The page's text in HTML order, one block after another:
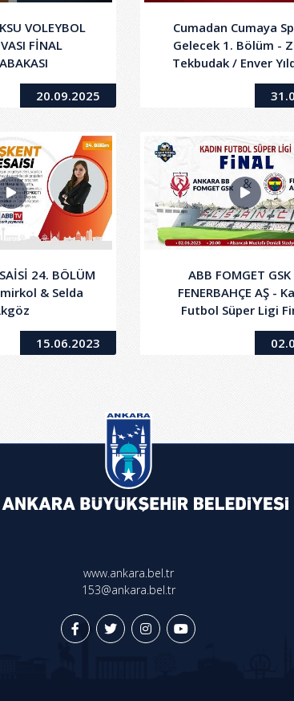
VOLEYBOL
FİNAL
20.09.2025
Cumadan Cumaya
Gelecek 1. Bölüm -
Tekbudak / Enver
24. BÖLÜM
& Selda
15.06.2023
ABB FOMGET
FENERBAHÇE AŞ -
Futbol Süper Ligi
Müsabakası
www.ankara.bel.tr
153@ankara.bel.tr